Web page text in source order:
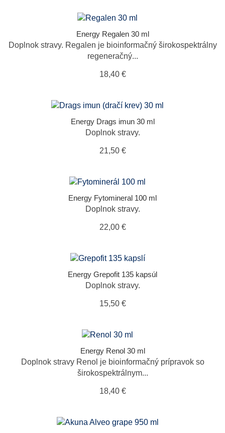
Energy Regalen 30 ml
Doplnok stravy. Regalen je bioinformačný širokospektrálny
regeneračný...
18,40 €
Energy Drags imun 30 ml
Doplnok stravy.
21,50 €
Energy Fytomineral 100 ml
Doplnok stravy.
22,00 €
Energy Grepofit 135 kapsúl
Doplnok stravy.
15,50 €
Energy Renol 30 ml
Doplnok stravy Renol je bioinformačný prípravok so
širokospektrálnym...
18,40 €